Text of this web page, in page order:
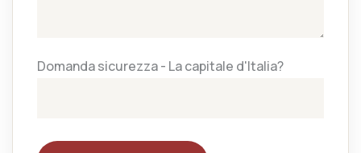
Domanda sicurezza - La capitale d'Italia?